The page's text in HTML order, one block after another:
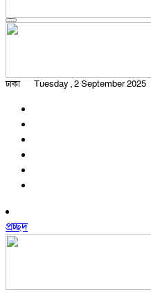
ঢাকা Tuesday , 2 September 2025
প্রচ্ছদ